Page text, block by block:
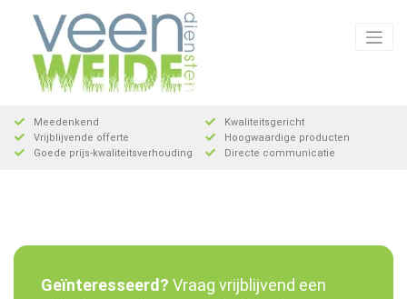
inhoud
Meedenkend
Kwaliteitsgericht
Vrijblijvende offerte
Hoogwaardige producten
Goede prijs-kwaliteitsverhouding
Directe communicatie
Geïnteresseerd? Vraag vrijblijvend een